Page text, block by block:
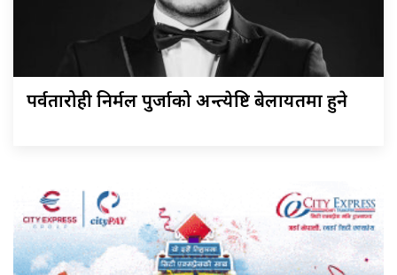
पर्वतारोही निर्मल पुर्जाको अन्त्येष्टि बेलायतमा हुने